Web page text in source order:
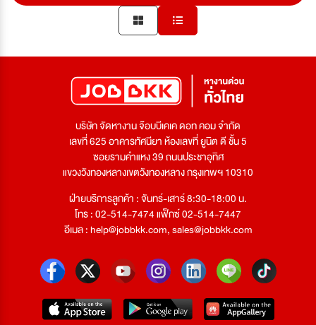
บริษัท จัดหางาน จ๊อบบีเคเค ดอท คอม จำกัด
เลขที่ 625 อาคารทัศนียา ห้องเลขที่ ยูนิต ดี ชั้น 5
ซอยรามคำแหง 39 ถนนประชาอุทิศ
แขวงวังทองหลางเขตวังทองหลาง กรุงเทพฯ 10310
ฝ่ายบริการลูกค้า : จันทร์-เสาร์ 8:30-18:00 น.
โทร : 02-514-7474 แฟ็กซ์ 02-514-7447
อีเมล :help@jobbkk.com,sales@jobbkk.com